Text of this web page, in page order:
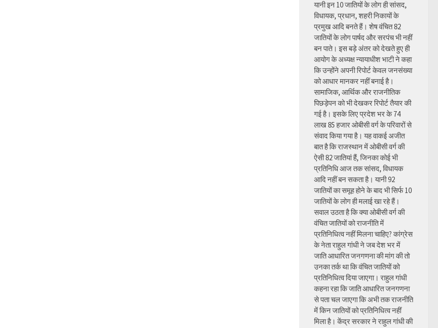
यानी इन 10 जातियों के लोग ही सांसद,
विधायक, प्रधान, शहरी निकायों के
प्रमुख आदि बनते हैं। शेष वंचित 82
जातियों के लोग पार्षद और सरपंच भी नहीं
बन पाते। इस बड़े अंतर को देखते हुए ही
आयोग के अध्यक्ष न्यायाधीश भाटी ने कहा
कि उन्होंने अपनी रिपोर्ट केवल जनसंख्या
को आधार मानकर नहीं बनाई है।
सामाजिक, आर्थिक और राजनीतिक
पिछड़ेपन को भी देखकर रिपोर्ट तैयार की
गई है। इसके लिए प्रदेश भर के 74
लाख 85 हजार ओबीसी वर्ग के परिवारों से
संवाद किया गया है। यह वाकई अजीत
बात है कि राजस्थान में ओबीसी वर्ग की
ऐसी 82 जातियां हैं, जिनका कोई भी
प्रतिनिधि आज तक सांसद, विधायक
आदि नहीं बन सकता है। यानी 92
जातियों का समूह होने के बाद भी सिर्फ 10
जातियों के लोग ही मलाई खा रहे हैं।
सवाल उठता है कि क्या ओबीसी वर्ग की
वंचित जातियों को राजनीति में
प्रतिनिधित्व नहीं मिलना चाहिए? कांग्रेस
के नेता राहुल गांधी ने जब देश भर में
जाति आधारित जनगणना की मांग की तो
उनका तर्क था कि वंचित जातियों को
प्रतिनिधित्व दिया जाएगा। राहुल गांधी
कहना रहा कि जाति आधारित जनगणना
से पता चल जाएगा कि अभी तक राजनीति
में किन जातियों को प्रतिनिधित्व नहीं
मिला है। केंद्र सरकार ने राहुल गांधी की